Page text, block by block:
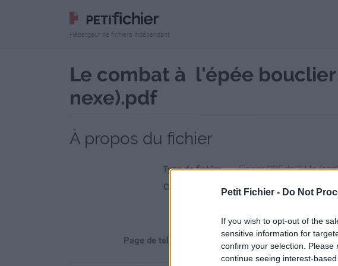
Petit Fichier - Do Not
If you wish to opt-out of the
sensitive information for
confirm your selection.
continue seeing interest-
Hébergeur de fichiers indépendant
Le combat à l'épée bouclier
nexe).pdf
À propos du fichier
Type de fichier
Fichier PDF de 2 Mo
Confidentialité
Fichier public,
La présente page de
Page de téléchargement
https://www.petit-